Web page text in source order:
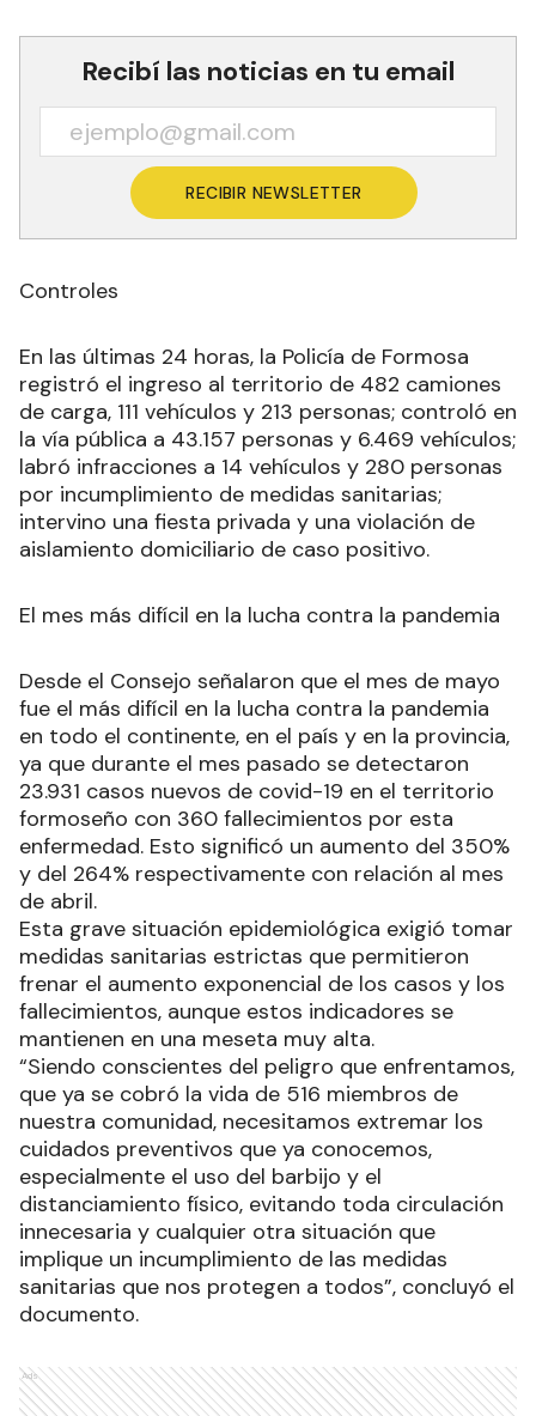
Recibí las noticias en tu email
RECIBIR NEWSLETTER
Controles
En las últimas 24 horas, la Policía de Formosa
registró el ingreso al territorio de 482 camiones
de carga, 111 vehículos y 213 personas; controló en
la vía pública a 43.157 personas y 6.469 vehículos;
labró infracciones a 14 vehículos y 280 personas
por incumplimiento de medidas sanitarias;
intervino una fiesta privada y una violación de
aislamiento domiciliario de caso positivo.
El mes más difícil en la lucha contra la pandemia
Desde el Consejo señalaron que el mes de mayo
fue el más difícil en la lucha contra la pandemia
en todo el continente, en el país y en la provincia,
ya que durante el mes pasado se detectaron
23.931 casos nuevos de covid-19 en el territorio
formoseño con 360 fallecimientos por esta
enfermedad. Esto significó un aumento del 350%
y del 264% respectivamente con relación al mes
de abril.
Esta grave situación epidemiológica exigió tomar
medidas sanitarias estrictas que permitieron
frenar el aumento exponencial de los casos y los
fallecimientos, aunque estos indicadores se
mantienen en una meseta muy alta.
“Siendo conscientes del peligro que enfrentamos,
que ya se cobró la vida de 516 miembros de
nuestra comunidad, necesitamos extremar los
cuidados preventivos que ya conocemos,
especialmente el uso del barbijo y el
distanciamiento físico, evitando toda circulación
innecesaria y cualquier otra situación que
implique un incumplimiento de las medidas
sanitarias que nos protegen a todos”, concluyó el
documento.
Ads